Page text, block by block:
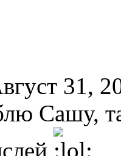
31,
Сашу,